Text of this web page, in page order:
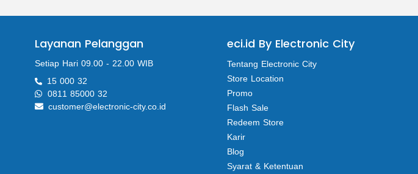
Layanan Pelanggan
Setiap Hari 09.00 - 22.00 WIB
15 000 32
0811 85000 32
customer@electronic-city.co.id
eci.id By Electronic City
Tentang Electronic City
Store Location
Promo
Flash Sale
Redeem Store
Karir
Blog
Syarat & Ketentuan